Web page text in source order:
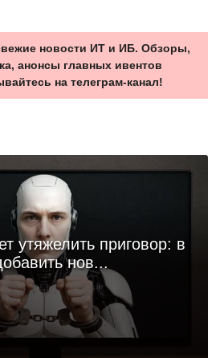
новости ИТ и ИБ. Обзоры,
анонсы главных ивентов
на телеграм-канал!
утяжелить приговор: в
нов...